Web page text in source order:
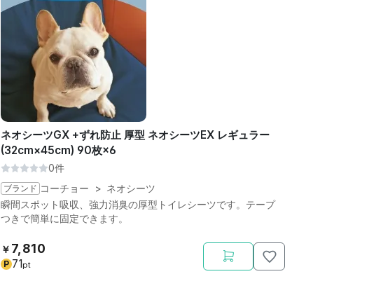
ネオシーツGX +ずれ防止 厚型 ネオシーツEX レギュラー
(32cm×45cm) 90枚×6
0件
ブランド コーチョー > ネオシーツ
瞬間スポット吸収、強力消臭の厚型トイレシーツです。テープ
つきで簡単に固定できます。
￥ 7,810
P 71pt